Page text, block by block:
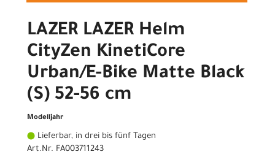
LAZER LAZER Helm
CityZen KinetiCore
Urban/E-Bike Matte Black
(S) 52-56 cm
Modelljahr
Lieferbar, in drei bis fünf Tagen
Art.Nr. FA003711243